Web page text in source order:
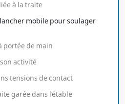
à la traite
mobile pour soulager
portée de main
activité
tensions de contact
garée dans l’étable